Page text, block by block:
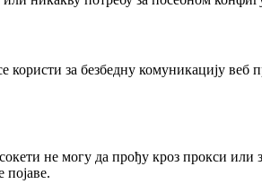
е користи за безбедну комуникацију веб п
сокети не могу да прођу кроз прокси или з
појаве.